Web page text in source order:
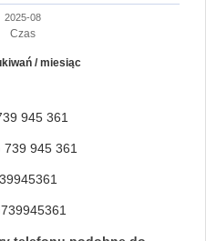
Czas
/ miesiąc
2025-08
945 361
739 945 361